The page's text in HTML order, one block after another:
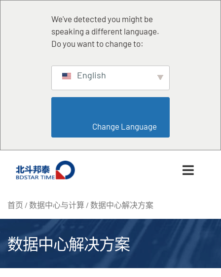
We've detected you might be
speaking a different language.
Do you want to change to:
English
首页 / 数据中心与计算 / 数据中心解决方案
数据中心解决方案